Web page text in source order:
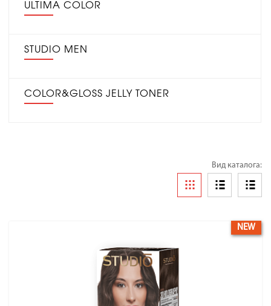
ULTIMA COLOR
STUDIO MEN
COLOR&GLOSS JELLY TONER
Вид каталога:
NEW